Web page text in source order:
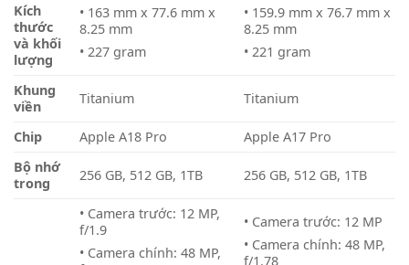
Kích
thước
và khối
lượng
• 163 mm x 77.6 mm x
8.25 mm
• 227 gram
• 159.9 mm x 76.7 mm x
8.25 mm
• 221 gram
Khung
viền
Titanium Titanium
Chip Apple A18 Pro
Apple A17 Pro
Bộ nhớ
trong
256 GB, 512 GB, 1TB 256 GB, 512 GB, 1TB
• Camera trước: 12 MP,
f/1.9
• Camera chính: 48 MP,
• Camera trước: 12 MP
• Camera chính: 48 MP,
f/1.78